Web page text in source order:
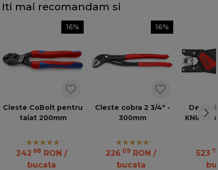
Iti mai recomandam si
16%
Cleste CoBolt pentru
taiat 200mm
242 68 RON /
bucata
16%
Cleste cobra 2 3/4" -
300mm
226 09 RON /
bucata
KNIPEX
523